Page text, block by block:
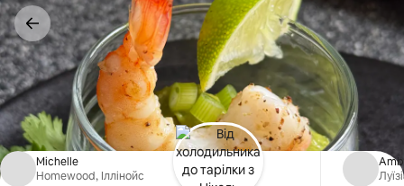
Перейти
до
вмісту
Michelle
Homewood, Іллінойс